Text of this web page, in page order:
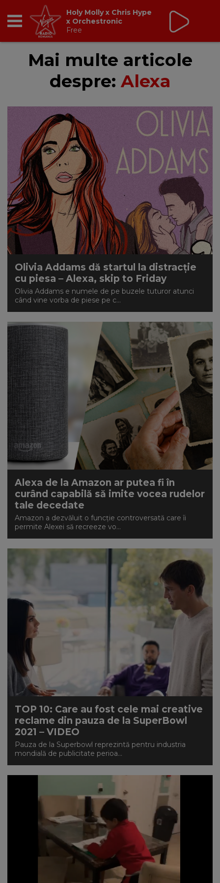
RADIO
BREAKFAST
TIC TALK
CÂȘTIGĂ
HOT 30
DANCEFLOOR CHART
RADIO ACADEMY
NEWS
CONTUL MEU
Virgin Radio Fix Ce
Trebuie
cu Valeriu Șerban
13:00 - 16:00
Mai multe articole
despre: Alexa
Olivia Addams dă startul la distracție
cu piesa – Alexa, skip to Friday
Olivia Addams e numele de pe buzele tuturor atunci
când vine vorba de piese pe c...
Alexa de la Amazon ar putea fi în
curând capabilă să imite vocea rudelor
tale decedate
Amazon a dezvăluit o funcție controversată care îi
permite Alexei să recreeze vo...
TOP 10: Care au fost cele mai creative
reclame din pauza de la SuperBowl
2021 – VIDEO
Pauza de la Superbowl reprezintă pentru industria
mondială de publicitate perioa...